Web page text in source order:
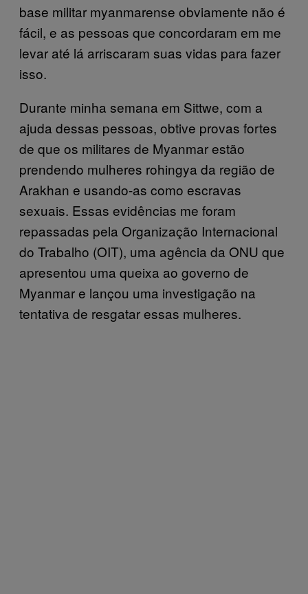
base militar myanmarense obviamente não é
fácil, e as pessoas que concordaram em me
levar até lá arriscaram suas vidas para fazer
isso.
Durante minha semana em Sittwe, com a
ajuda dessas pessoas, obtive provas fortes
de que os militares de Myanmar estão
prendendo mulheres rohingya da região de
Arakhan e usando-as como escravas
sexuais. Essas evidências me foram
repassadas pela Organização Internacional
do Trabalho (OIT), uma agência da ONU que
apresentou uma queixa ao governo de
Myanmar e lançou uma investigação na
tentativa de resgatar essas mulheres.